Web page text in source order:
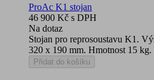
ProAc K1 stojan
46 900 Kč s DPH
Na dotaz
Stojan pro reprosoustavu K1.
320 x 190 mm. Hmotnost 15 kg.
Přidat do košíku